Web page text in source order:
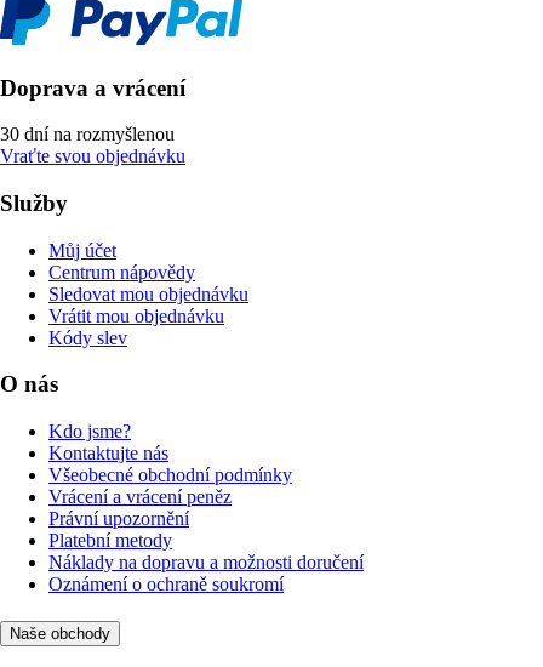
Doprava a vrácení
30 dní na rozmyšlenou
Vraťte svou objednávku
Služby
Můj účet
Centrum nápovědy
Sledovat mou objednávku
Vrátit mou objednávku
Kódy slev
O nás
Kdo jsme?
Kontaktujte nás
Všeobecné obchodní podmínky
Vrácení a vrácení peněz
Právní upozornění
Platební metody
Náklady na dopravu a možnosti doručení
Oznámení o ochraně soukromí
Naše obchody